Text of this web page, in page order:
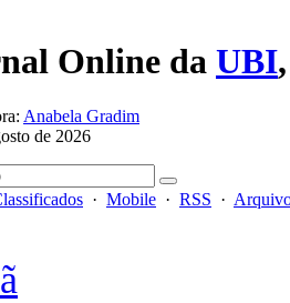
Online da UBI
Anabela Gradim
de 2026
· Mobile · RSS ·